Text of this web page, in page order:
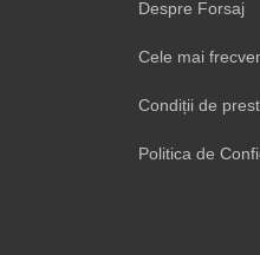
Despre Forsaj
Cele mai
Condiții de
Politica de